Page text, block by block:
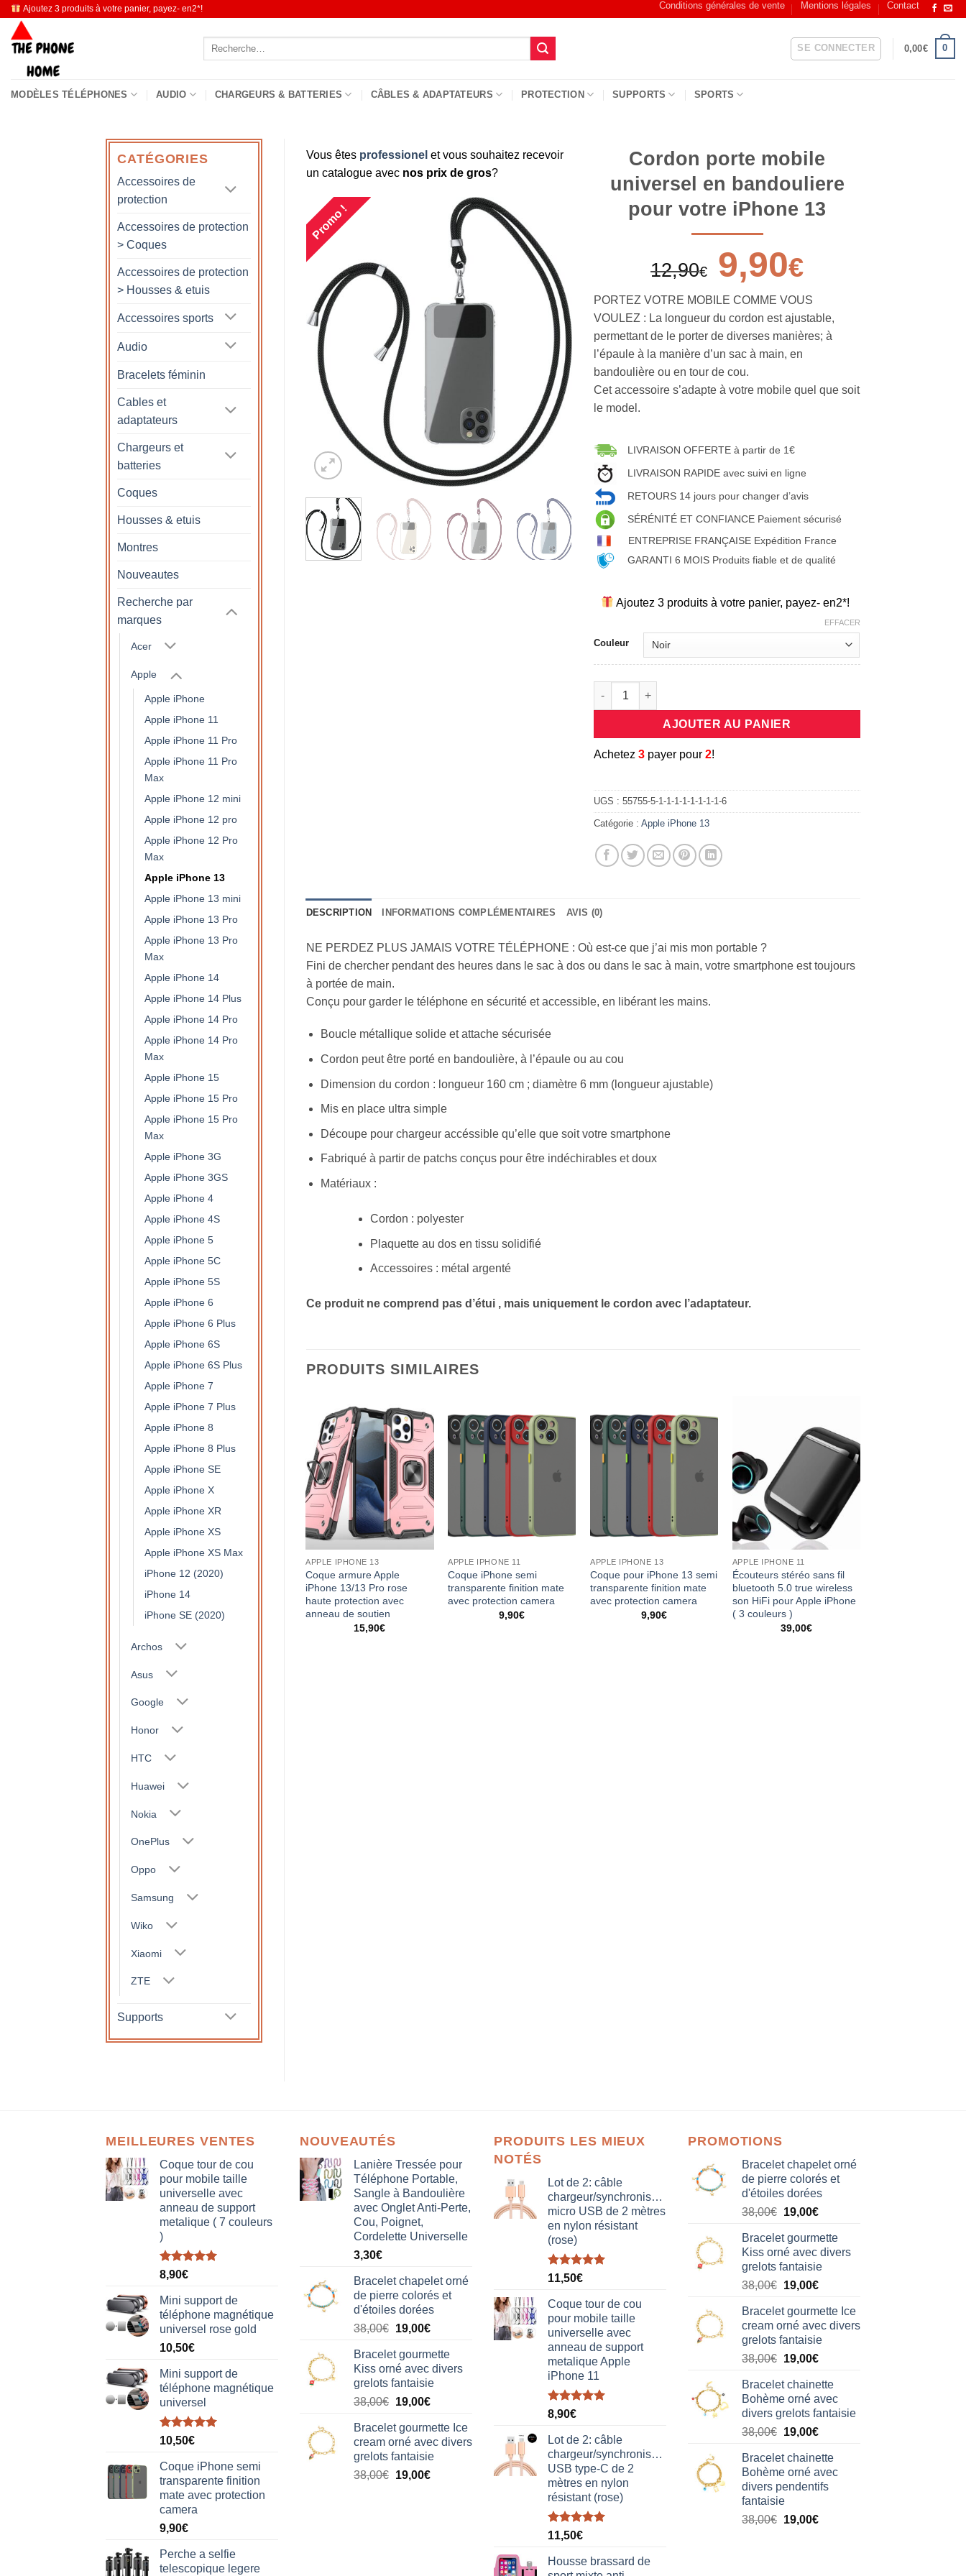
Passer
contenu
Ajoutez 3 produits à votre panier, payez- en2*! Conditions générales de vente Mentions légales Contact
Recherche
SE CONNECTER 0,00€ 0
MODÈLES TÉLÉPHONES AUDIO CHARGEURS & BATTERIES CÂBLES & ADAPTATEURS PROTECTION SUPPORTS SPORTS
CATÉGORIES
Accessoires de
protection
Accessoires de protection
> Coques
Accessoires de protection
> Housses & etuis
Accessoires sports
Audio
Bracelets féminin
Cables et
adaptateurs
Chargeurs et
batteries
Coques
Housses & etuis
Montres
Nouveautes
Recherche par
marques
Acer
Apple
Apple iPhone
Apple iPhone 11
Apple iPhone 11 Pro
Apple iPhone 11 Pro
Max
Apple iPhone 12 mini
Apple iPhone 12 pro
Apple iPhone 12 Pro
Max
Apple iPhone 13
Apple iPhone 13 mini
Apple iPhone 13 Pro
Apple iPhone 13 Pro
Max
Apple iPhone 14
Apple iPhone 14 Plus
Apple iPhone 14 Pro
Apple iPhone 14 Pro
Max
Apple iPhone 15
Apple iPhone 15 Pro
Apple iPhone 15 Pro
Max
Apple iPhone 3G
Apple iPhone 3GS
Apple iPhone 4
Apple iPhone 4S
Apple iPhone 5
Apple iPhone 5C
Apple iPhone 5S
Apple iPhone 6
Apple iPhone 6 Plus
Apple iPhone 6S
Apple iPhone 6S Plus
Apple iPhone 7
Apple iPhone 7 Plus
Apple iPhone 8
Apple iPhone 8 Plus
Apple iPhone SE
Apple iPhone X
Apple iPhone XR
Apple iPhone XS
Apple iPhone XS Max
iPhone 12 (2020)
iPhone 14
iPhone SE (2020)
Archos
Asus
Google
Honor
HTC
Huawei
Nokia
OnePlus
Oppo
Samsung
Wiko
Xiaomi
ZTE
Supports
Vous êtes professionel et vous souhaitez recevoir
un catalogue avec nos prix de gros?
Promo !
Cordon porte mobile
universel en bandouliere
pour votre iPhone 13
12,90€ 9,90€
PORTEZ VOTRE MOBILE COMME VOUS
VOULEZ : La longueur du cordon est ajustable,
permettant de le porter de diverses manières; à
l’épaule à la manière d’un sac à main, en
bandoulière ou en tour de cou.
Cet accessoire s’adapte à votre mobile quel que soit
le model.
LIVRAISON OFFERTE à partir de 1€
LIVRAISON RAPIDE avec suivi en ligne
RETOURS 14 jours pour changer d’avis
SÉRÉNITÉ ET CONFIANCE Paiement sécurisé
ENTREPRISE FRANÇAISE Expédition France
GARANTI 6 MOIS Produits fiable et de qualité
Ajoutez 3 produits à votre panier, payez- en2*!
Couleur
EFFACER
quantité de Cordon porte mobile universel en bandouliere pour votre
AJOUTER AU PANIER
Achetez3 payer pour2!
UGS :55755-5-1-1-1-1-1-1-1-1-6
Catégorie :Apple iPhone 13
DESCRIPTION INFORMATIONS COMPLÉMENTAIRES AVIS (0)
NE PERDEZ PLUS JAMAIS VOTRE TÉLÉPHONE : Où est-ce que j’ai mis mon portable ?
Fini de chercher pendant des heures dans le sac à dos ou dans le sac à main, votre smartphone est toujours
à portée de main.
Conçu pour garder le téléphone en sécurité et accessible, en libérant les mains.
Boucle métallique solide et attache sécurisée
Cordon peut être porté en bandoulière, à l’épaule ou au cou
Dimension du cordon : longueur 160 cm ; diamètre 6 mm (longueur ajustable)
Mis en place ultra simple
Découpe pour chargeur accéssible qu’elle que soit votre smartphone
Fabriqué à partir de patchs conçus pour être indéchirables et doux
Matériaux :
Cordon : polyester
Plaquette au dos en tissu solidifié
Accessoires : métal argenté
Ce produit ne comprend pas d’étui , mais uniquement le cordon avec l’adaptateur.
PRODUITS SIMILAIRES
APPLE IPHONE 13
Coque armure Apple
iPhone 13/13 Pro rose
haute protection avec
anneau de soutien
15,90€
APPLE IPHONE 11
Coque iPhone semi
transparente finition mate
avec protection camera
9,90€
APPLE IPHONE 13
Coque pour iPhone 13 semi
transparente finition mate
avec protection camera
9,90€
APPLE IPHONE 11
Écouteurs stéréo sans fil
bluetooth 5.0 true wireless
son HiFi pour Apple iPhone
( 3 couleurs )
39,00€
Coque armure Apple
haute protection avec
anneau de soutien
MEILLEURES VENTES
Coque tour de cou
pour mobile taille
universelle avec
anneau de support
metalique ( 7 couleurs
)
Note5.00
8,90€
Mini support de
téléphone magnétique
universel rose gold
10,50€
Mini support de
téléphone magnétique
universel
Note5.00
10,50€
Coque iPhone semi
transparente finition
mate avec protection
camera
9,90€
Perche a selfie
telescopique legere
NOUVEAUTÉS
Lanière Tressée pour
Téléphone Portable,
Sangle à Bandoulière
avec Onglet Anti-Perte,
Cou, Poignet,
Cordelette Universelle
3,30€
Bracelet chapelet orné
de pierre colorés et
d'étoiles dorées
38,00€ Le
initial
était :
38,00€.
19,00€Le
actuel
est :
19,00€.
Bracelet gourmette
Kiss orné avec divers
grelots fantaisie
38,00€ Le
initial
était :
38,00€.
19,00€Le
actuel
est :
19,00€.
Bracelet gourmette Ice
cream orné avec divers
grelots fantaisie
38,00€ Le
19,00€Le
PRODUITS LES MIEUX
NOTÉS
Lot de 2: câble
chargeur/synchronisation
micro USB de 2 mètres
en nylon résistant
(rose)
Note5.00
11,50€
Coque tour de cou
pour mobile taille
universelle avec
anneau de support
metalique Apple
iPhone 11
Note5.00
8,90€
Lot de 2: câble
chargeur/synchronisation
USB type-C de 2
mètres en nylon
résistant (rose)
Note5.00
11,50€
Housse brassard de
PROMOTIONS
Bracelet chapelet orné
de pierre colorés et
d'étoiles dorées
38,00€ Le
initial
était :
38,00€.
19,00€Le
actuel
est :
19,00€.
Bracelet gourmette
Kiss orné avec divers
grelots fantaisie
38,00€ Le
initial
était :
38,00€.
19,00€Le
actuel
est :
19,00€.
Bracelet gourmette Ice
cream orné avec divers
grelots fantaisie
38,00€ Le
initial
était :
38,00€.
19,00€Le
actuel
est :
19,00€.
Bracelet chainette
Bohème orné avec
divers grelots fantaisie
38,00€ Le
initial
était :
38,00€.
19,00€Le
actuel
est :
19,00€.
Bracelet chainette
Bohème orné avec
divers pendentifs
fantaisie
38,00€ Le
19,00€Le